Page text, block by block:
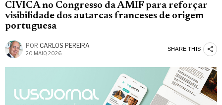
CIVICA no Congresso da AMIF para reforçar
visibilidade dos autarcas franceses de origem
portuguesa
POR CARLOS PEREIRA
20 MAIO, 2026
SHARE THIS